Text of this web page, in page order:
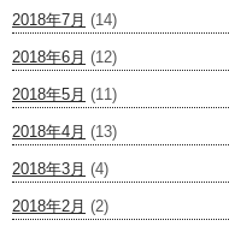
2018年7月 (14)
2018年6月 (12)
2018年5月 (11)
2018年4月 (13)
2018年3月 (4)
2018年2月 (2)